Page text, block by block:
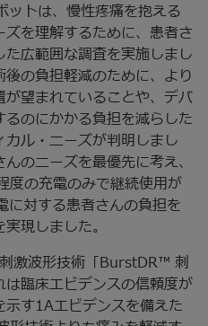
トは、慢性疼痛を抱える
を理解するために、患者さ
広範囲な調査を実施しまし
の負担軽減のために、より
望まれていることや、デバ
のにかかる負担を減らした
ル・ニーズが判明しまし
のニーズを最優先に考え、
度の充電のみで継続使用が
対する患者さんの負担を
現しました。
激波形技術「BurstDR™ 刺
臨床エビデンスの信頼度が
す1Aエビデンスを備えた